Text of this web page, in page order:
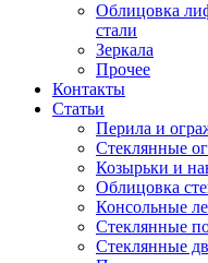
Облицовка
стали
Зеркала
Прочее
Контакты
Статьи
Перила и
Стеклянные
Козырьки и
Облицовка
Консольные
Стеклянные
Стеклянные